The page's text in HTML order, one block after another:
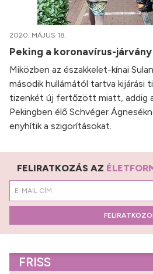
2020. MÁJUS 18.
Peking a koronavírus-
Miközben az északkelet-kínai
második hullámától tartva kijárási
tizenkét új fertőzött miatt, addig
Pekingben élő Schvéger
enyhítik a szigorításokat.
FELIRATKOZÁS AZ
FRISS